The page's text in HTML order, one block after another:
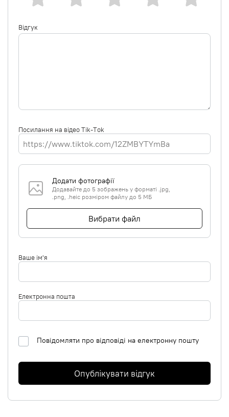
Відгук
Посилання на відео Tik-Tok
Додати фотографії
Додавайте до 5 зображень у форматі .jpg,
.png, .heic розміром файлу до 5 МБ
Вибрати файл
Ваше ім'я
Електронна пошта
Повідомляти про відповіді на електронну пошту
Опублікувати відгук